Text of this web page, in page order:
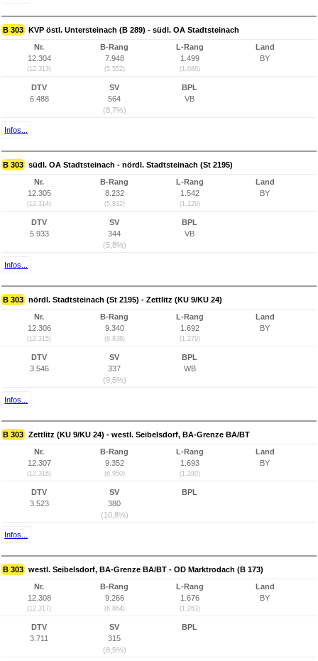
B 303 KVP östl. Untersteinach (B 289) - südl. OA Stadtsteinach
Nr.
12.304
(12.313)
B-Rang
7.948
(5.552)
L-Rang
1.499
(1.086)
Land
BY
DTV
6.488
SV
564
(8,7%)
BPL
VB
Infos...
B 303 südl. OA Stadtsteinach - nördl. Stadtsteinach (St 2195)
Nr.
12.305
(12.314)
B-Rang
8.232
(5.832)
L-Rang
1.542
(1.129)
Land
BY
DTV
5.933
SV
344
(5,8%)
BPL
VB
Infos...
B 303 nördl. Stadtsteinach (St 2195) - Zettlitz (KU 9/KU 24)
Nr.
12.306
(12.315)
B-Rang
9.340
(6.938)
L-Rang
1.692
(1.279)
Land
BY
DTV
3.546
SV
337
(9,5%)
BPL
WB
Infos...
B 303 Zettlitz (KU 9/KU 24) - westl. Seibelsdorf, BA-Grenze BA/BT
Nr.
12.307
(12.316)
B-Rang
9.352
(6.950)
L-Rang
1.693
(1.280)
Land
BY
DTV
3.523
SV
380
(10,8%)
BPL
Infos...
B 303 westl. Seibelsdorf, BA-Grenze BA/BT - OD Marktrodach (B 173)
Nr.
12.308
(12.317)
B-Rang
9.266
(6.864)
L-Rang
1.676
(1.263)
Land
BY
DTV
3.711
SV
315
(8,5%)
BPL